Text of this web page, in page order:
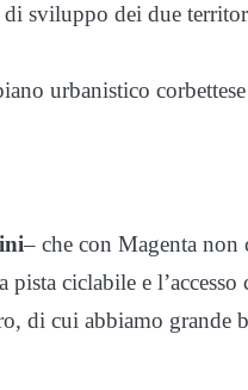
sviluppo dei due
urbanistico corbettese
– che con Magenta non
ciclabile e
di cui abbiamo grande